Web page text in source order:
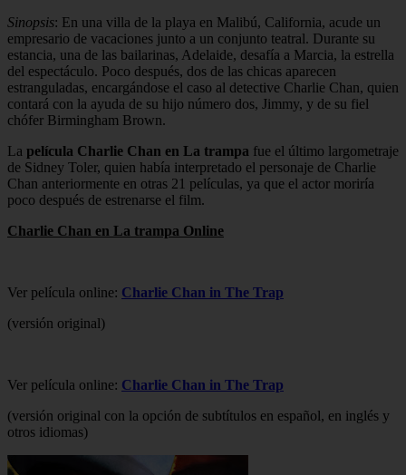
Sinopsis: En una villa de la playa en Malibú, California, acude un
empresario de vacaciones junto a un conjunto teatral. Durante su
estancia, una de las bailarinas, Adelaide, desafía a Marcia, la estrella
del espectáculo. Poco después, dos de las chicas aparecen
estranguladas, encargándose el caso al detective Charlie Chan, quien
contará con la ayuda de su hijo número dos, Jimmy, y de su fiel
chófer Birmingham Brown.
La película Charlie Chan en La trampa fue el último largometraje
de Sidney Toler, quien había interpretado el personaje de Charlie
Chan anteriormente en otras 21 películas, ya que el actor moriría
poco después de estrenarse el film.
Charlie Chan en La trampa Online
Ver película online: Charlie Chan in The Trap
(versión original)
Ver película online: Charlie Chan in The Trap
(versión original con la opción de subtítulos en español, en inglés y
otros idiomas)